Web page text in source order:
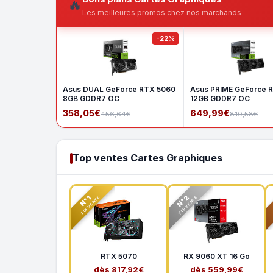
🔥 Les meilleures promos chez nos marchands
-22%
Asus DUAL GeForce RTX 5060
8GB GDDR7 OC
358,05€456,64€
Asus PRIME GeForce
12GB GDDR7 OC
649,99€810,58€
Top ventes Cartes Graphiques
N°1
TOP VENTE
RTX 5070
dès 817,92€
N°2
TOP VENTE
RX 9060 XT 16 Go
dès 559,99€